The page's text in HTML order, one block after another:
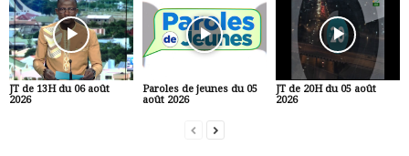
JT de 13H du 06 août
2026
Paroles de jeunes du 05
août 2026
JT de 20H du 05 août
2026